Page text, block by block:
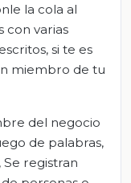
la cola al
con varias
si te es
miembro de tu
del negocio
de palabras,
registran